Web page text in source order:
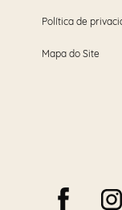
Política de
Mapa do Site